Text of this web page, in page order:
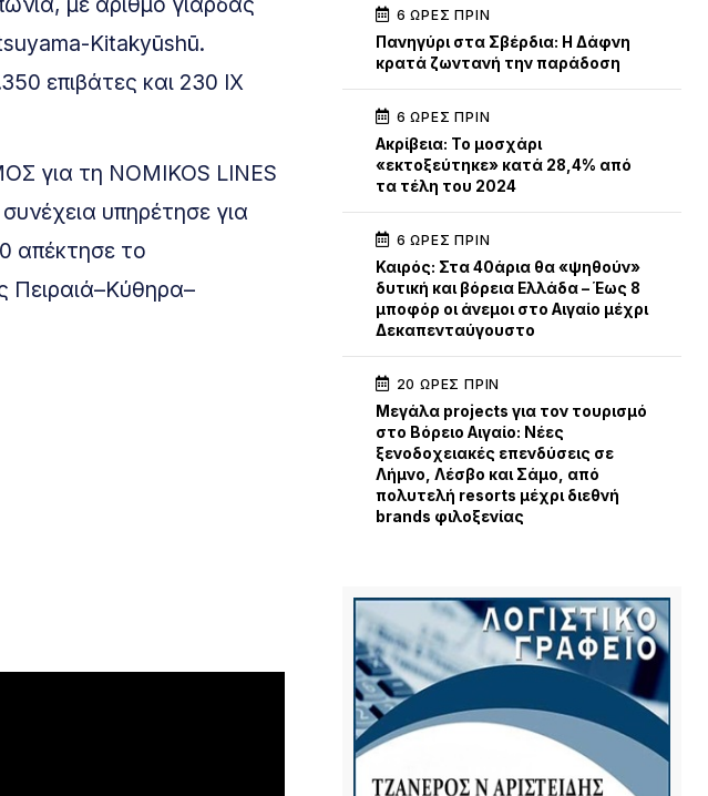
Kitakyūshū.
επιβάτες και 230 ΙΧ
για τη NOMIKOS LINES
υπηρέτησε για
απέκτησε το
Πειραιά–Κύθηρα–
6 ΏΡΕΣ ΠΡΙΝ
Πανηγύρι στα Σβέρδια: Η Δάφνη
κρατά ζωντανή την παράδοση
6 ΏΡΕΣ ΠΡΙΝ
Ακρίβεια: Το μοσχάρι
«εκτοξεύτηκε» κατά 28,4% από
τα τέλη του 2024
6 ΏΡΕΣ ΠΡΙΝ
Καιρός: Στα 40άρια θα «ψηθούν»
δυτική και βόρεια Ελλάδα – Έως 8
μποφόρ οι άνεμοι στο Αιγαίο μέχρι
Δεκαπενταύγουστο
20 ΏΡΕΣ ΠΡΙΝ
Μεγάλα projects για τον τουρισμό
στο Βόρειο Αιγαίο: Νέες
ξενοδοχειακές επενδύσεις σε
Λήμνο, Λέσβο και Σάμο, από
πολυτελή resorts μέχρι διεθνή
brands φιλοξενίας